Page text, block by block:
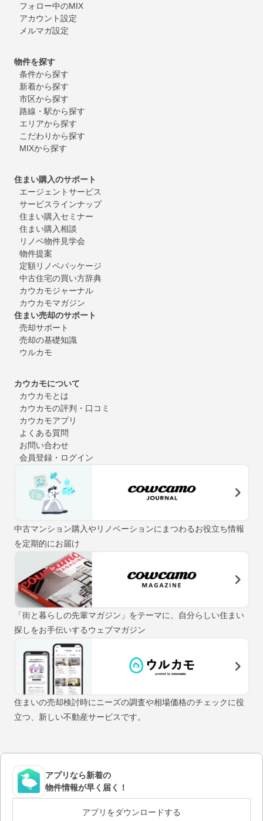
フォロー中のMIX
アカウント設定
メルマガ設定
物件を探す
条件から探す
新着から探す
市区から探す
路線・駅から探す
エリアから探す
こだわりから探す
MIXから探す
住まい購入のサポート
エージェントサービス
サービスラインナップ
住まい購入セミナー
住まい購入相談
リノベ物件見学会
物件提案
定額リノベパッケージ
中古住宅の買い方辞典
カウカモジャーナル
カウカモマガジン
住まい売却のサポート
売却サポート
売却の基礎知識
ウルカモ
カウカモについて
カウカモとは
カウカモの評判・口コミ
カウカモアプリ
よくある質問
お問い合わせ
会員登録・ログイン
中古マンション購入やリノベーションにまつわるお役立ち情報
を定期的にお届け
「街と暮らしの先輩マガジン」をテーマに、自分らしい住まい
探しをお手伝いするウェブマガジン
住まいの売却検討時にニーズの調査や相場価格のチェックに役
立つ、新しい不動産サービスです。
アプリなら新着の
物件情報が早く届く！
アプリをダウンロードする